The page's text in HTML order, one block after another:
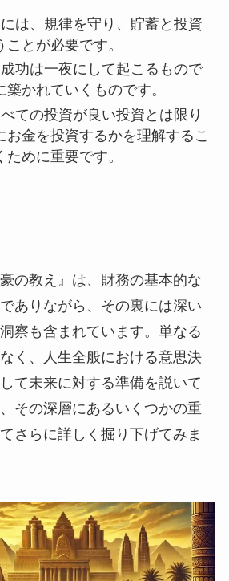
は、規律を守り、貯蓄と投資
とが必要です。
功は一夜にして起こるもので
かれていくものです。
ての投資が良い投資とは限り
お金を投資するかを理解するこ
めに重要です。
の教え』は、財務の基本的な
ありながら、その裏には深い
察も含まれています。単なる
く、人生全般における意思決
て未来に対する準備を説いて
その深層にあるいくつかの重
さらに詳しく掘り下げてみま